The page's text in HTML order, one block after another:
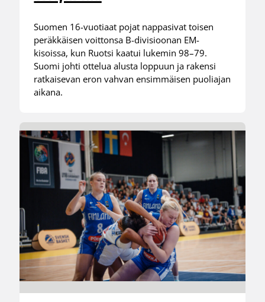
Suomen 16-vuotiaat pojat nappasivat toisen
peräkkäisen voittonsa B-divisioonan EM-
kisoissa, kun Ruotsi kaatui lukemin 98–79.
Suomi johti ottelua alusta loppuun ja rakensi
ratkaisevan eron vahvan ensimmäisen puoliajan
aikana.